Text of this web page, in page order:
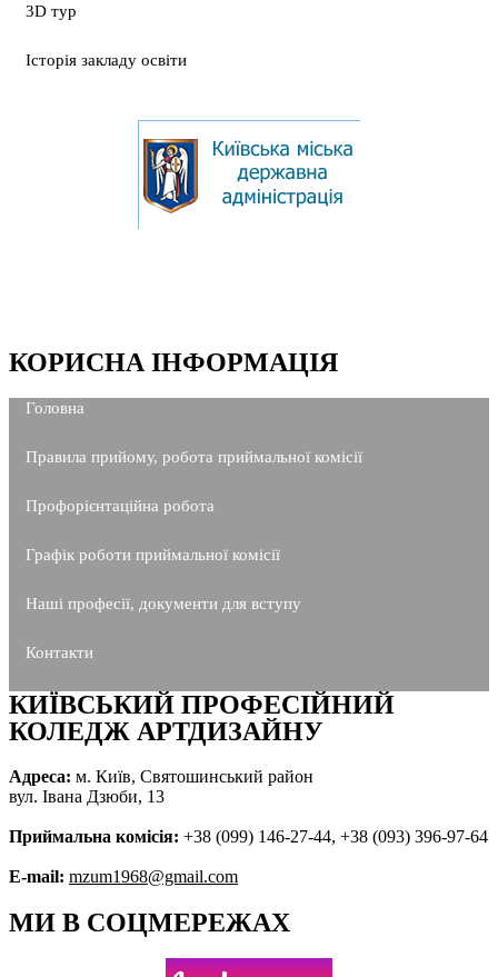
3D тур
Історія закладу освіти
КОРИСНА ІНФОРМАЦІЯ
Головна
Правила прийому, робота приймальної комісії
Профорієнтаційна робота
Графік роботи приймальної комісії
Наші професії, документи для вступу
Контакти
КИЇВСЬКИЙ ПРОФЕСІЙНИЙ
КОЛЕДЖ АРТДИЗАЙНУ
Адреса: м. Київ, Святошинський район
вул. Івана Дзюби, 13
Приймальна комісія: +38 (099) 146-27-44, +38 (093) 396-97-64
E-mail: mzum1968@gmail.com
МИ В СОЦМЕРЕЖАХ